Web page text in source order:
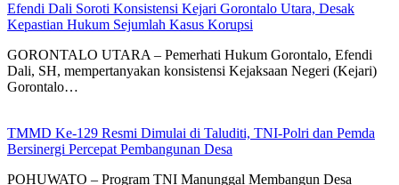
Efendi Dali Soroti Konsistensi Kejari Gorontalo Utara, Desak
Kepastian Hukum Sejumlah Kasus Korupsi
GORONTALO UTARA – Pemerhati Hukum Gorontalo, Efendi
Dali, SH, mempertanyakan konsistensi Kejaksaan Negeri (Kejari)
Gorontalo…
TMMD Ke-129 Resmi Dimulai di Taluditi, TNI-Polri dan Pemda
Bersinergi Percepat Pembangunan Desa
POHUWATO – Program TNI Manunggal Membangun Desa